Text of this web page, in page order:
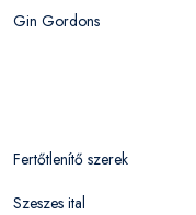
Gin Gordons
Fertőtlenítő szerek
Szeszes ital